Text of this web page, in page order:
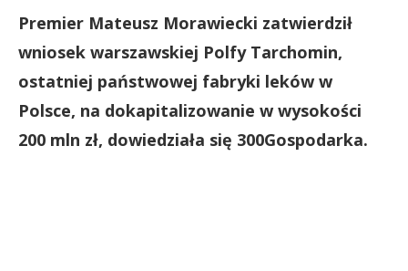
Premier Mateusz Morawiecki zatwierdził
wniosek warszawskiej Polfy Tarchomin,
ostatniej państwowej fabryki leków w
Polsce, na dokapitalizowanie w wysokości
200 mln zł, dowiedziała się 300Gospodarka.